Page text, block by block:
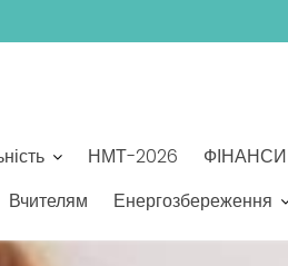
НМТ-2026 ФІНАНСИ
Вчителям Енергозбереження